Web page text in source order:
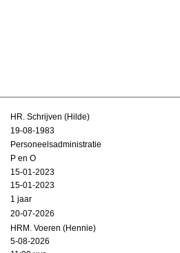
HR. Schrijven (Hilde)
19-08-1983
Personeelsadministratie
P en O
15-01-2023
15-01-2023
1 jaar
20-07-2026
HRM. Voeren (Hennie)
5-08-2026